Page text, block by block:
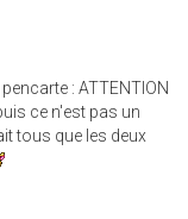
: ATTENTION
ce n'est pas un
tous que les deux